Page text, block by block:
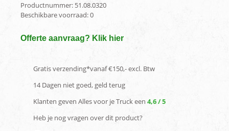
Productnummer: 51.08.0320
Beschikbare voorraad:0
Offerte aanvraag? Klik hier
Gratis verzending*vanaf €150,- excl. Btw
14 Dagen niet goed, geld terug
Klanten geven Alles voor je Truck een 4,6 / 5
Heb je nog vragen over dit product?